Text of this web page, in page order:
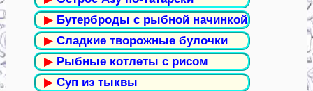
▶ Бутерброды с рыбной начинкой
▶ Сладкие творожные булочки
▶ Рыбные котлеты с рисом
▶ Суп из тыквы